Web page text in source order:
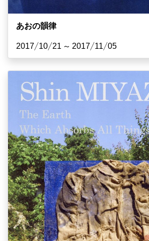
あおの韻律
2017/10/21 ~ 2017/11/05